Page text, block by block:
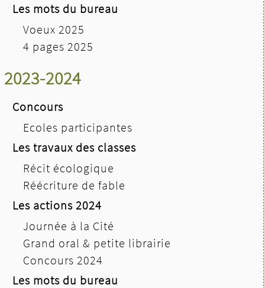
Les mots du bureau
Voeux 2025
4 pages 2025
2023-2024
Concours
Ecoles participantes
Les travaux des classes
Récit écologique
Réécriture de fable
Les actions 2024
Journée à la Cité
Grand oral & petite librairie
Concours 2024
Les mots du bureau